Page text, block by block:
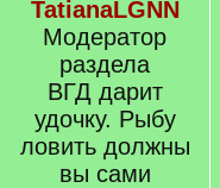
TatianaLGNN
Модератор
раздела
ВГД дарит
удочку. Рыбу
ловить должны
вы сами